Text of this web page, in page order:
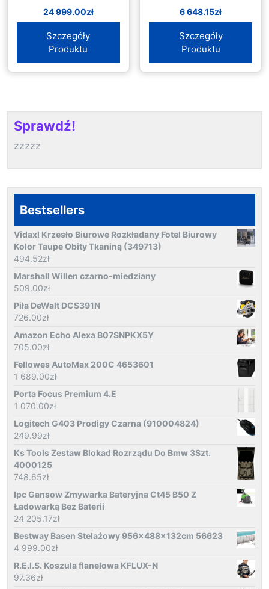
24 999.00zł
Szczegóły
Produktu
6 648.15zł
Szczegóły
Produktu
Sprawdź!
zzzzz
Bestsellers
Vidaxl Krzesło Biurowe Rozkładany Fotel Biurowy
Kolor Taupe Obity Tkaniną (349713)
494.52zł
Marshall Willen czarno-miedziany
509.00zł
Piła DeWalt DCS391N
726.00zł
Amazon Echo Alexa B07SNPKX5Y
705.00zł
Fellowes AutoMax 200C 4653601
1 689.00zł
Porta Focus Premium 4.E
1 070.00zł
Logitech G403 Prodigy Czarna (910004824)
249.99zł
Ks Tools Zestaw Blokad Rozrządu Do Bmw 3Szt.
4000125
748.65zł
Ipc Gansow Zmywarka Bateryjna Ct45 B50 Z
Ładowarką Bez Baterii
24 205.17zł
Bestway Basen Stelażowy 956x488x132cm 56623
4 999.00zł
R.E.I.S. Koszula flanelowa KFLUX-N
97.36zł